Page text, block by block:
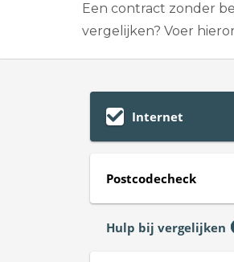
Een contract zonder
vergelijken? Voer
Internet
Postcodecheck
Hulp bij vergelijken